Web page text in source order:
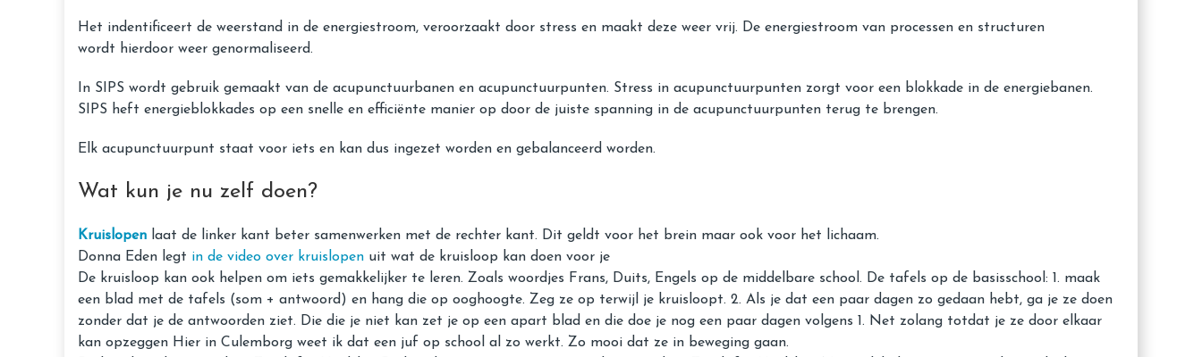
Het indentificeert de weerstand in de energiestroom, veroorzaakt door stress en maakt deze weer vrij. De energiestroom van processen en structuren
wordt hierdoor weer genormaliseerd.
In SIPS wordt gebruik gemaakt van de acupunctuurbanen en acupunctuurpunten. Stress in acupunctuurpunten zorgt voor een blokkade in de energiebanen.
SIPS heft energieblokkades op een snelle en efficiënte manier op door de juiste spanning in de acupunctuurpunten terug te brengen.
Elk acupunctuurpunt staat voor iets en kan dus ingezet worden en gebalanceerd worden.
Wat kun je nu zelf doen?
Kruislopen laat de linker kant beter samenwerken met de rechter kant. Dit geldt voor het brein maar ook voor het lichaam.
Donna Eden legt in de video over kruislopen uit wat de kruisloop kan doen voor je
De kruisloop kan ook helpen om iets gemakkelijker te leren. Zoals woordjes Frans, Duits, Engels op de middelbare school. De tafels op de basisschool: 1. maak
een blad met de tafels (som + antwoord) en hang die op ooghoogte. Zeg ze op terwijl je kruisloopt. 2. Als je dat een paar dagen zo gedaan hebt, ga je ze doen
zonder dat je de antwoorden ziet. Die die je niet kan zet je op een apart blad en die doe je nog een paar dagen volgens 1. Net zolang totdat je ze door elkaar
kan opzeggen Hier in Culemborg weet ik dat een juf op school al zo werkt. Zo mooi dat ze in beweging gaan.